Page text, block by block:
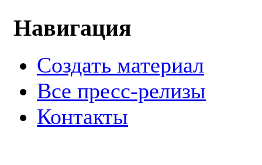
Навигация
Создать материал
Все пресс-релизы
Контакты